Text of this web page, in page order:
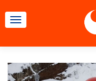
CAMBIAR NAVEGACIÓN